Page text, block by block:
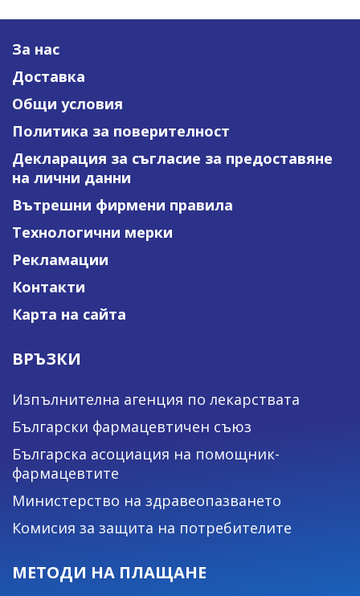
За нас
Доставка
Общи условия
Политика за поверителност
Декларация за съгласие за предоставяне
на лични данни
Вътрешни фирмени правила
Технологични мерки
Рекламации
Контакти
Карта на сайта
ВРЪЗКИ
Изпълнителна агенция по лекарствата
Български фармацевтичен съюз
Българска асоциация на помощник-
фармацевтите
Министерство на здравеопазването
Комисия за защита на потребителите
МЕТОДИ НА ПЛАЩАНЕ